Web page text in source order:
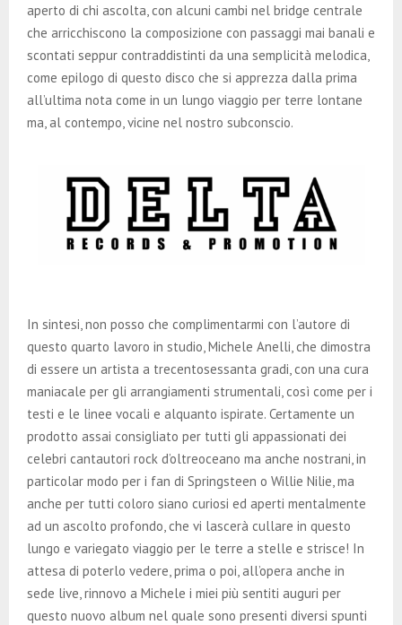
aperto di chi ascolta, con alcuni cambi nel bridge centrale
che arricchiscono la composizione con passaggi mai banali e
scontati seppur contraddistinti da una semplicità melodica,
come epilogo di questo disco che si apprezza dalla prima
all’ultima nota come in un lungo viaggio per terre lontane
ma, al contempo, vicine nel nostro subconscio.
In sintesi, non posso che complimentarmi con l’autore di
questo quarto lavoro in studio, Michele Anelli, che dimostra
di essere un artista a trecentosessanta gradi, con una cura
maniacale per gli arrangiamenti strumentali, così come per i
testi e le linee vocali e alquanto ispirate. Certamente un
prodotto assai consigliato per tutti gli appassionati dei
celebri cantautori rock d’oltreoceano ma anche nostrani, in
particolar modo per i fan di Springsteen o Willie Nilie, ma
anche per tutti coloro siano curiosi ed aperti mentalmente
ad un ascolto profondo, che vi lascerà cullare in questo
lungo e variegato viaggio per le terre a stelle e strisce! In
attesa di poterlo vedere, prima o poi, all’opera anche in
sede live, rinnovo a Michele i miei più sentiti auguri per
questo nuovo album nel quale sono presenti diversi spunti